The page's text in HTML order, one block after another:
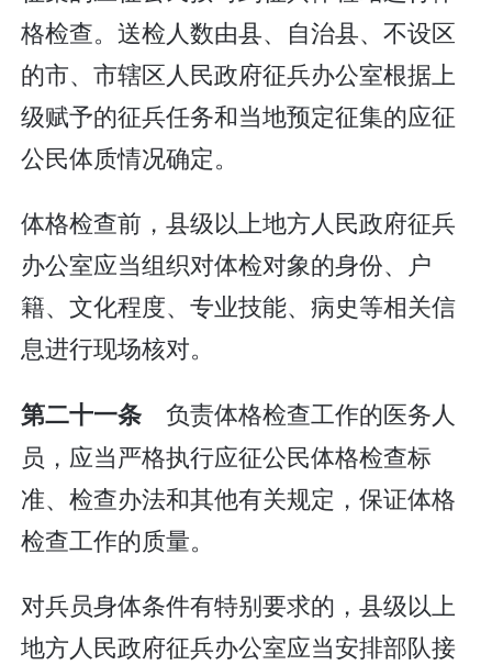
格检查。送检人数由县、自治县、不设区
的市、市辖区人民政府征兵办公室根据上
级赋予的征兵任务和当地预定征集的应征
公民体质情况确定。
体格检查前，县级以上地方人民政府征兵
办公室应当组织对体检对象的身份、户
籍、文化程度、专业技能、病史等相关信
息进行现场核对。
第二十一条 负责体格检查工作的医务人
员，应当严格执行应征公民体格检查标
准、检查办法和其他有关规定，保证体格
检查工作的质量。
对兵员身体条件有特别要求的，县级以上
地方人民政府征兵办公室应当安排部队接